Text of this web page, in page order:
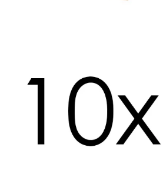
Misschien vind je dit ook leuk
Meer informatie